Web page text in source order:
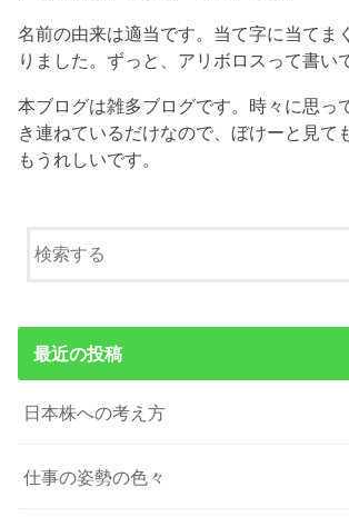
名前の由来は適当です。当て字に当てま
りました。ずっと、アリボロスって書い
本ブログは雑多ブログです。時々に思っ
き連ねているだけなので、ぼけーと見て
もうれしいです。
最近の投稿
日本株への考え方
仕事の姿勢の色々